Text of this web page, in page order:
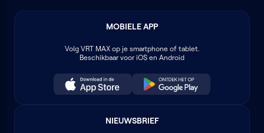
MOBIELE APP
Volg VRT MAXop je smartphone of tablet.
Beschikbaar voor iOS en Android
NIEUWSBRIEF